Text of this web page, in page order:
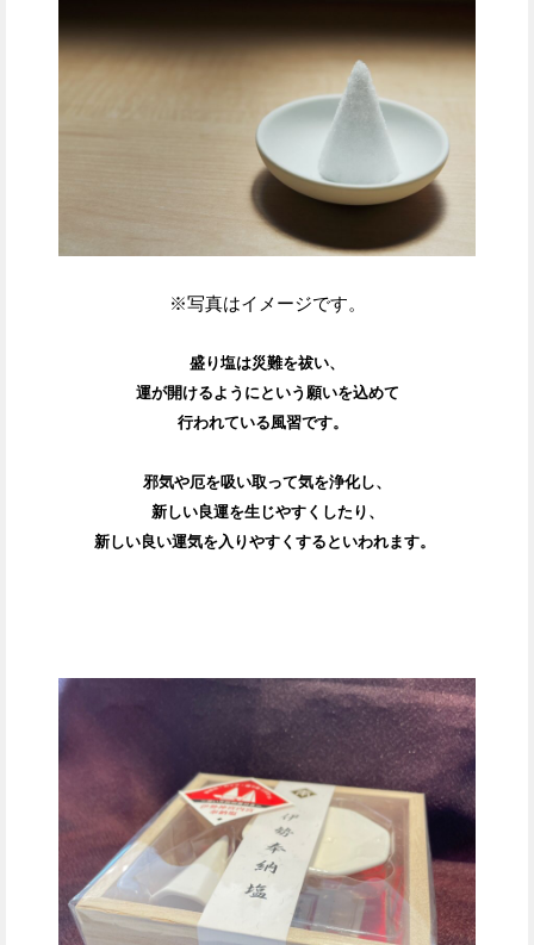
※写真はイメージです。
盛り塩は災難を祓い、
運が開けるようにという願いを込めて
行われている風習です。
邪気や厄を吸い取って気を浄化し、
新しい良運を生じやすくしたり、
新しい良い運気を入りやすくするといわれます。